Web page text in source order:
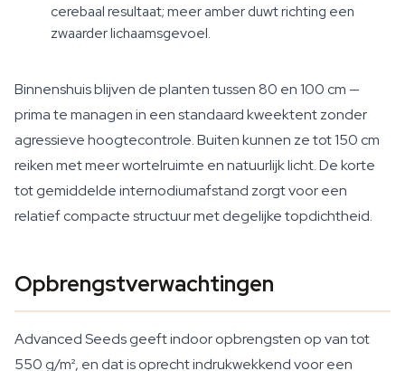
cerebaal resultaat; meer amber duwt richting een
zwaarder lichaamsgevoel.
Binnenshuis blijven de planten tussen 80 en 100 cm —
prima te managen in een standaard kweektent zonder
agressieve hoogtecontrole. Buiten kunnen ze tot 150 cm
reiken met meer wortelruimte en natuurlijk licht. De korte
tot gemiddelde internodiumafstand zorgt voor een
relatief compacte structuur met degelijke topdichtheid.
Opbrengstverwachtingen
Advanced Seeds geeft indoor opbrengsten op van tot
550 g/m², en dat is oprecht indrukwekkend voor een